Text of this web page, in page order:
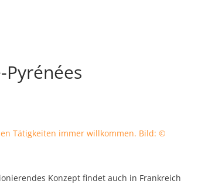
Tätigkeiten immer willkommen. Bild: ©
Konzept findet auch in Frankreich